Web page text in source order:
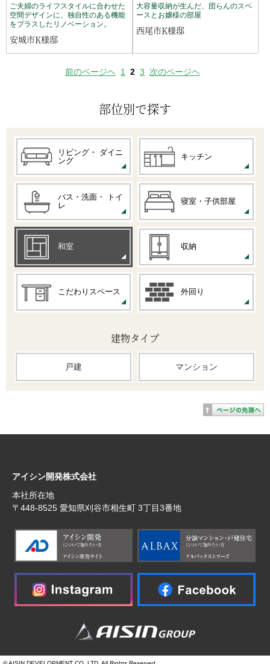
部位別で探す
リビング・
ダイニ
ング
キッチン
バス・洗面・
トイ
レ
寝室・子供部屋
和室 収納
こだわりスペース 外回り
建物タイプ
戸建 マンション
ご夫婦のライフスタイルに合わせた
空間デザインに、独自性のある機能
をプラスしたリノベーション。
安城市K様邸
大容量収納が生んだ、団らんのスペ
ースとお嬢様の部屋
西尾市K様邸
前のページヘ 1 2 3 次のページヘ
アイシン開発株式会社
本社所在地
〒448‐8525 愛知県刈谷市相生町 3丁目3番地